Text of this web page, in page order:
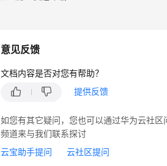
意见反馈
文档内容是否对您有帮助？
提供反馈
如您有其它疑问，您也可以通过华为云社区
频道来与我们联系探讨
云宝助手提问
云社区提问